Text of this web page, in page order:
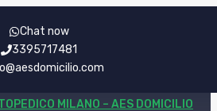
Chat now
3395717481